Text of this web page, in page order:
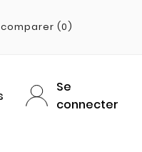
comparer (0)
Se
connecter